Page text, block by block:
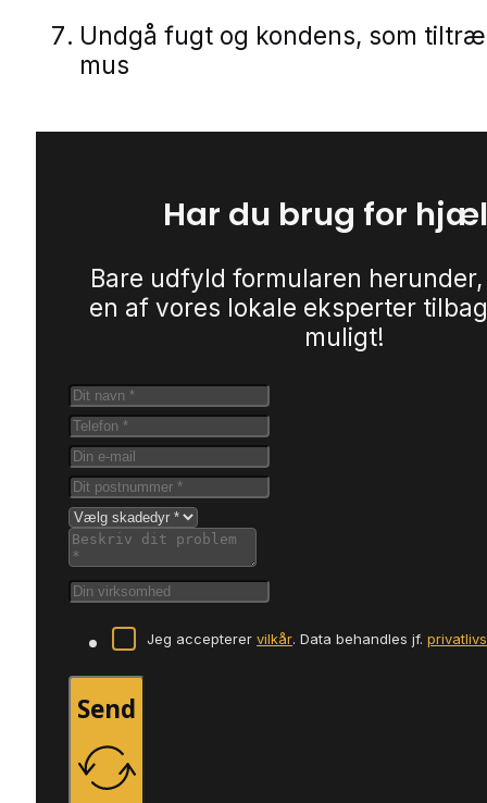
Undgå fugt og kondens, som
mus
Har du brug for
Bare udfyld formularen
en af vores lokale eksperter
muligt!
Jeg accepterer vilkår. Data behandles jf.
Send